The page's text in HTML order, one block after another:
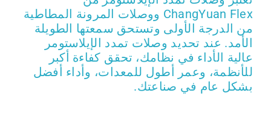
ChangYuan Flex ووصلات المرونة المطاطية
من الدرجة الأولى وتستحق سمعتها الطويلة
الأمد. عند تحديد وصلات تمدد الإيلاستومر
عالية الأداء في نظامك، تحقق كفاءة أكبر
للأنظمة، وعمر أطول للمعدات، وأداء أفضل
بشكل عام في صناعتك.